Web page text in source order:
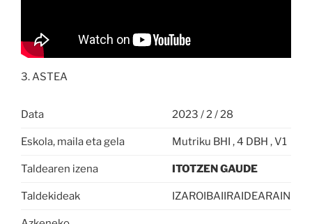
3. ASTEA
Data 2023 / 2 / 28
Eskola, maila eta gela Mutriku BHI , 4 DBH , V1
Taldearen izena ITOTZEN GAUDE
Taldekideak IZAROIBAIIRAIDEARAINORA